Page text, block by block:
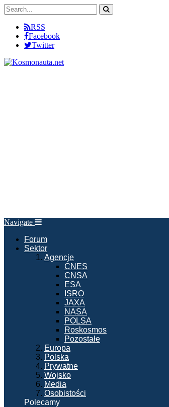
RSS
Facebook
Twitter
Navigate
Forum
Sektor
Agencje
CNES
CNSA
ESA
ISRO
JAXA
NASA
POLSA
Roskosmos
Pozostałe
Europa
Polska
Prywatne
Wojsko
Media
Osobistości
Polecamy